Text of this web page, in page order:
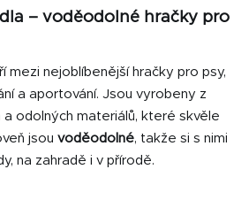
a
p
r
v
k
y
v
í
– voděodolné hračky pro
mezi nejoblíbenější hračky pro psy,
a aportování. Jsou vyrobeny z
a odolných materiálů, které skvěle
jsou voděodolné, takže si s nimi
na zahradě i v přírodě.